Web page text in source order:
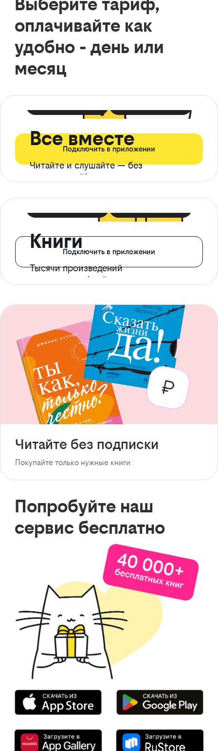
Выберите тариф,
оплачивайте как
удобно - день или
месяц
Все вместе
Читайте и слушайте — без
ограничений*
Подключить в приложении
Книги
Тысячи произведений
с доступом офлайн
Подключить в приложении
Читайте без подписки
Покупайте только нужные книги
Попробуйте наш
сервис бесплатно